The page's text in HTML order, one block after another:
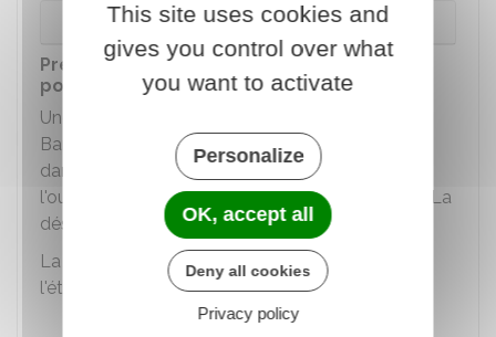
Sur place
Prendre contact avec la banque désignée
pour l'ouverture de votre compte
Une fois le dossier complet réceptionné par la
Banque de France, cette dernière doit désigner
dans un
délai de 24 heures
une banque pour
l'ouverture d'un compte bancaire professionnel. La
désignation est valable pendant6 mois
La Banque de France peut informer du nom de
l'établissement désigné de 2 façons :
courrier
This site uses cookies and
gives you control over what
you want to activate
Personalize
OK, accept all
Deny all cookies
Privacy policy